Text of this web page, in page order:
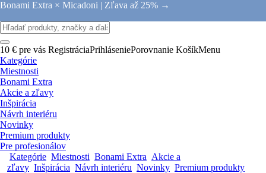
Bonami Extra × Micadoni | Zľava až 25% →
10 € pre vás RegistráciaPrihláseniePorovnanie KošíkMenu
Kategórie
Miestnosti
Bonami Extra
Akcie a zľavy
Inšpirácia
Návrh interiéru
Novinky
Premium produkty
Pre profesionálov
Kategórie Miestnosti Bonami Extra Akcie a
zľavy Inšpirácia Návrh interiéru Novinky Premium produkty